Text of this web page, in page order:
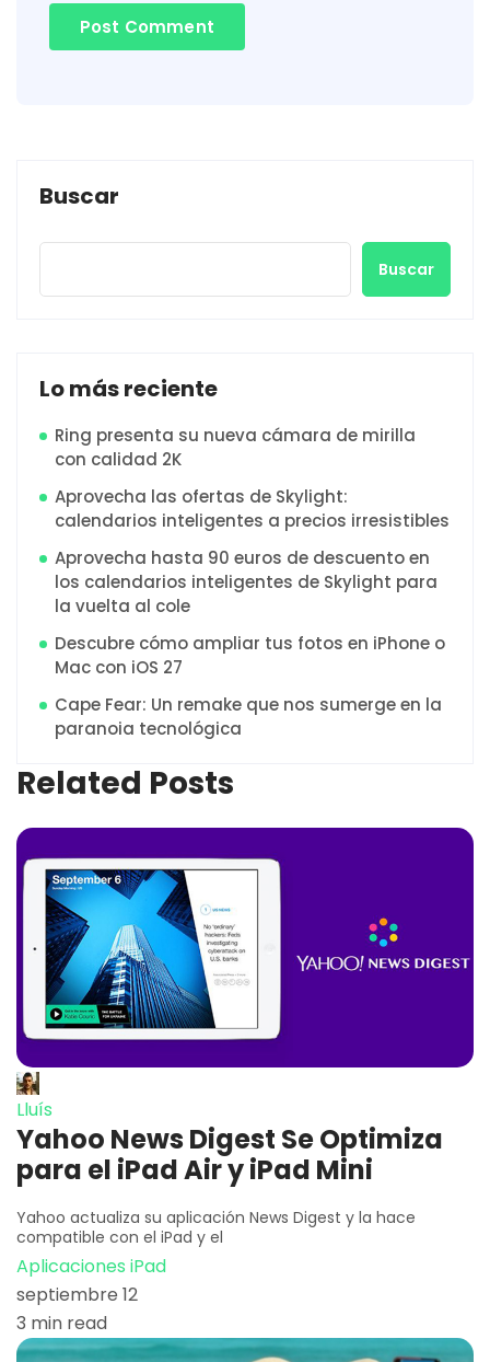
Buscar
Buscar
Lo más reciente
Ring presenta su nueva cámara de mirilla
con calidad 2K
Aprovecha las ofertas de Skylight:
calendarios inteligentes a precios irresistibles
Aprovecha hasta 90 euros de descuento en
los calendarios inteligentes de Skylight para
la vuelta al cole
Descubre cómo ampliar tus fotos en iPhone o
Mac con iOS 27
Cape Fear: Un remake que nos sumerge en la
paranoia tecnológica
Related Posts
Lluís
Yahoo News Digest Se Optimiza
para el iPad Air y iPad Mini
Yahoo actualiza su aplicación News Digest y la hace
compatible con el iPad y el
Aplicaciones iPad
septiembre 12
3 min read